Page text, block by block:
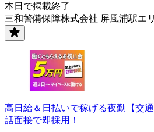
本日で掲載終了
三和警備保障株式会社 屏風浦駅エ
高日給＆日払いで稼げる夜勤【交
話面接で即採用！